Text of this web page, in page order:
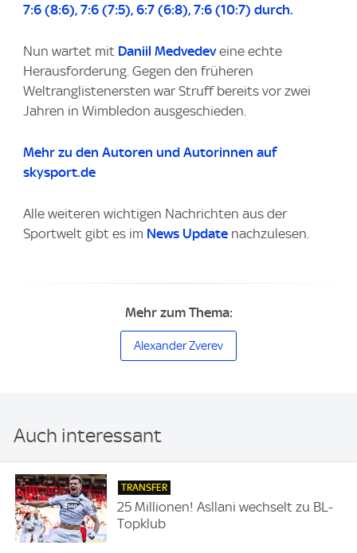
7:6 (8:6), 7:6 (7:5), 6:7 (6:8), 7:6 (10:7) durch.
Nun wartet mit Daniil Medvedeveine echte
Herausforderung. Gegen den früheren
Weltranglistenersten war Struff bereits vor zwei
Jahren in Wimbledon ausgeschieden.
Mehr zu den Autoren und Autorinnen auf
skysport.de
Alle weiteren wichtigen Nachrichten aus der
Sportwelt gibt es im News Update nachzulesen.
Mehr zum Thema:
Alexander Zverev
Auch interessant
TRANSFER
25 Millionen! Asllani wechselt zu BL-
Topklub